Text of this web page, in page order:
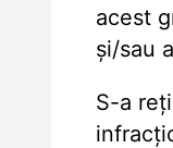
acest
și/sau
S-a